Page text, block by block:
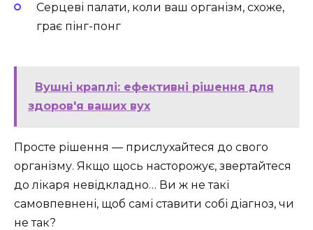
Серцеві палати, коли ваш організм, схоже,
грає пінг-понг
Вушні краплі: ефективні рішення для
здоров'я ваших вух
Просте рішення — прислухайтеся до свого
організму. Якщо щось насторожує, звертайтеся
до лікаря невідкладно… Ви ж не такі
самовпевнені, щоб самі ставити собі діагноз, чи
не так?